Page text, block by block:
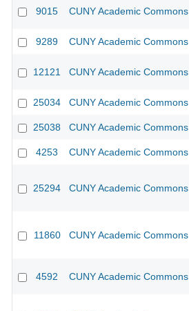
9015 CUNY Academic Commons
9289 CUNY Academic Commons
12121 CUNY Academic Commons
25034 CUNY Academic Commons
25038
CUNY Academic Commons
4253 CUNY Academic Commons
25294 CUNY Academic Commons
11860 CUNY Academic Commons
4592 CUNY Academic Commons